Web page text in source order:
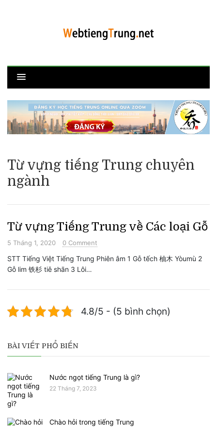
Từ vựng tiếng Trung chuyên
ngành
Từ vựng Tiếng Trung về Các loại Gỗ
5 Tháng 1, 2020 0 Comment
STT Tiếng Việt Tiếng Trung Phiên âm 1 Gỗ tếch 柚木 Yòumù 2
Gỗ lim 铁杉 tiě shān 3 Lôi…
4.8/5 - (5 bình chọn)
BÀI VIẾT PHỔ BIẾN
Nước ngọt tiếng Trung là gì?
22 Tháng 7, 2023
Chào hỏi trong tiếng Trung